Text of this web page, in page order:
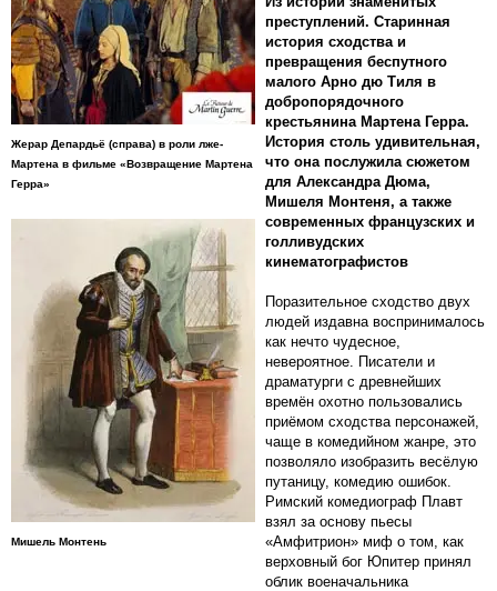
Жерар Депардьё (справа) в роли лже-
Мартена в фильме «Возвращение Мартена
Герра»
Мишель Монтень
преступлений. Старинная
история сходства и
превращения беспутного
малого Арно дю Тиля в
добропорядочного
крестьянина Мартена Герра.
История столь удивительная,
что она послужила сюжетом
для Александра Дюма,
Мишеля Монтеня, а также
современных французских и
голливудских
кинематографистов
Поразительное сходство двух
людей издавна воспринималось
как нечто чудесное,
невероятное. Писатели и
драматурги с древнейших
времён охотно пользовались
приёмом сходства персонажей,
чаще в комедийном жанре, это
позволяло изобразить весёлую
путаницу, комедию ошибок.
Римский комедиограф Плавт
взял за основу пьесы
«Амфитрион» миф о том, как
верховный бог Юпитер принял
облик военачальника